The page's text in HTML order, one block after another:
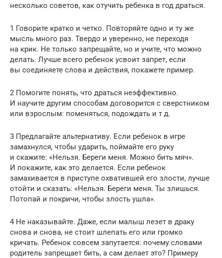
несколько советов, как отучить ребенка в год драться.
1 Говорите кратко и четко. Повторяйте одно и ту же
мысль много раз. Твердо и уверенно, не переходя
на крик. Не только запрещайте, но и учите, что можно
делать. Лучше всего ребенок усвоит запрет, если
вы соединяете слова и действия, покажете пример.
2 Помогите понять, что драться неэффективно.
И научите другим способам договорится с сверстником
или взрослым: поменяться, подождать и т д.
3 Предлагайте альтернативу. Если ребенок в игре
замахнулся, чтобы ударить, поймайте его руку
и скажите: «Нельзя. Береги меня. Можно бить мяч».
И покажите, как это делается. Если ребенок
замахивается в приступе охватившей его злости, лучше
отойти и сказать: «Нельзя. Береги меня. Ты злишься.
Потопай и покричи, чтобы злость ушла».
4 Не наказывайте. Даже, если малыш лезет в драку
снова и снова, не стоит шлепать его или громко
кричать. Ребенок совсем запутается: почему словами
родитель запрещает бить, а сам делает это? Примеру